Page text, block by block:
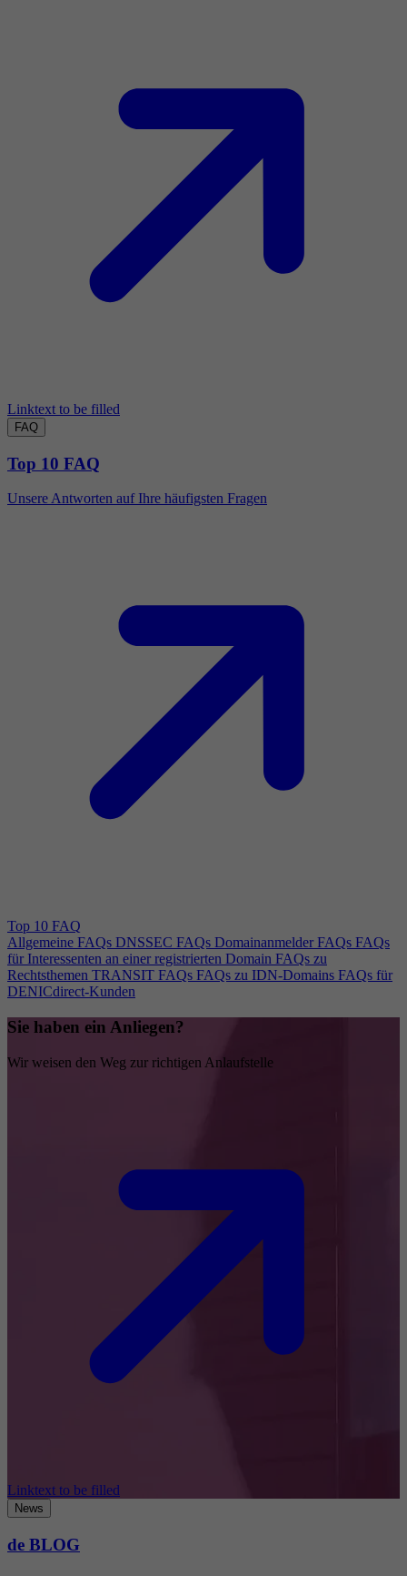
Linktext to be filled
FAQ
Top 10 FAQ
Unsere Antworten auf Ihre häufigsten Fragen
Top 10 FAQ
Allgemeine FAQs DNSSEC FAQs Domainanmelder FAQs FAQs
für Interessenten an einer registrierten Domain FAQs zu
Rechtsthemen TRANSIT FAQs FAQs zu IDN-Domains FAQs für
DENICdirect-Kunden
Sie haben ein Anliegen?
Wir weisen den Weg zur richtigen Anlaufstelle
Linktext to be filled
News
de BLOG